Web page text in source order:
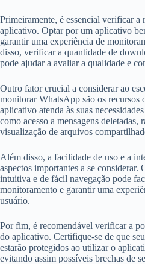
Primeiramente, é essencial verificar a
aplicativo. Optar por um aplicativo
garantir uma experiência de
disso, verificar a quantidade de
pode ajudar a avaliar a qualidade e
Outro fator crucial a considerar ao
monitorar WhatsApp são os recursos
aplicativo atenda às suas
como acesso a mensagens deletadas,
visualização de arquivos
Além disso, a facilidade de uso e a
aspectos importantes a se considerar.
intuitiva e de fácil navegação pode
monitoramento e garantir uma
usuário.
Por fim, é recomendável verificar a
do aplicativo. Certifique-se de que
estarão protegidos ao utilizar o
evitando assim possíveis brechas de